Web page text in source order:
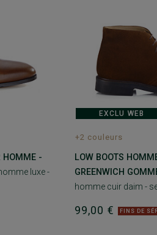
HOMME -
luxe -
EXCLU WEB
+2 couleurs
LOW BOOTS
GREENWICH
homme cuir daim -
99,00 € FINS DE